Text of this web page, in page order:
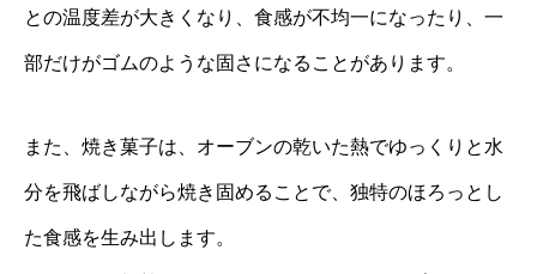
との温度差が大きくなり、食感が不均一になったり、一
部だけがゴムのような固さになることがあります。
また、焼き菓子は、オーブンの乾いた熱でゆっくりと水
分を飛ばしながら焼き固めることで、独特のほろっとし
た食感を生み出します。